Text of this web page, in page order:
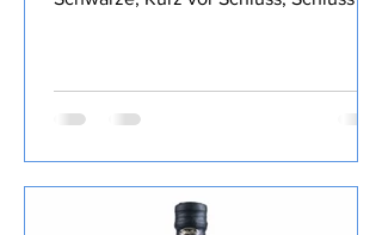
Ein Viertelpfund Mord, Ihr Mord,
Mylord, Mit 66 Jahren, da fängt das
Morden an, Starker Abgang, Mord After
Eight und Der neunte Tod, das ich von